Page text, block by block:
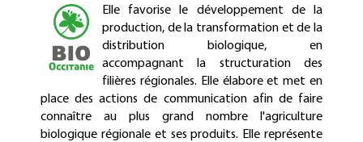
Elle favorise le développement de la
production, de la transformation et de la
distribution biologique, en
accompagnant la structuration des
filières régionales. Elle élabore et met en
place des actions de communication afin de faire
connaître au plus grand nombre l'agriculture
biologique régionale et ses produits. Elle représente